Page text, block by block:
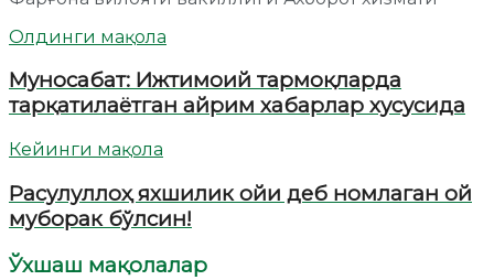
Олдинги мақола
Муносабат: Ижтимоий тармоқларда
тарқатилаётган айрим хабарлар хусусида
Кейинги мақола
Расулуллоҳ яхшилик ойи деб номлаган ой
муборак бўлсин!
Ўхшаш мақолалар